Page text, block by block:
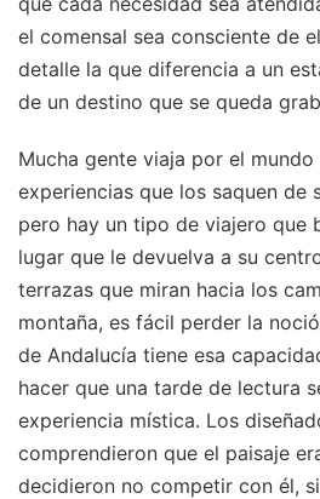
el comensal sea consciente de
detalle la que diferencia a un
de un destino que se queda
Mucha gente viaja por el mundo
experiencias que los saquen de
pero hay un tipo de viajero que
lugar que le devuelva a su
terrazas que miran hacia los
montaña, es fácil perder la
de Andalucía tiene esa
hacer que una tarde de lectura
experiencia mística. Los
comprendieron que el paisaje
decidieron no competir con él,